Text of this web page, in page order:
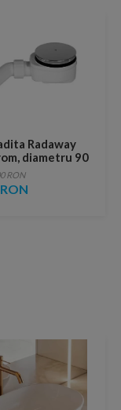
Radaway
diametru 90
RON